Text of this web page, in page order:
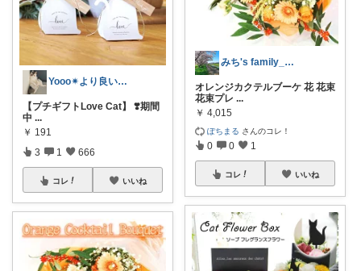
Yooo✴︎より良い暮らし✴︎
【プチギフトLove Cat】 ❣️期間
中 ...
￥ 191
3 1 666
コレ いいね
みち's family_暮らしroom♪
オレンジカクテルブーケ 花 花束
花束プレ ...
￥ 4,015
ぽちまる さんのコレ！
0 0 1
コレ いいね